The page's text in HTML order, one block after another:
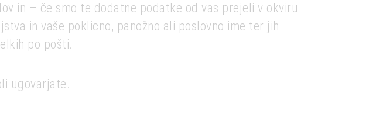
in – če smo te dodatne podatke od vas prejeli v okviru
in vaše poklicno, panožno ali poslovno ime ter jih
po pošti.
ugovarjate.